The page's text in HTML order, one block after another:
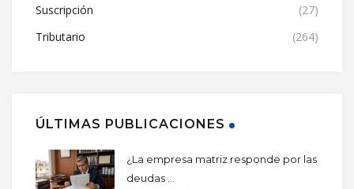
Suscripción
(27)
Tributario
(264)
ÚLTIMAS PUBLICACIONES
¿La empresa matriz responde por las
deudas ...